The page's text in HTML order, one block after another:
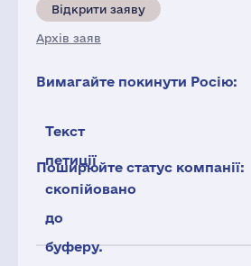
Відкрити заяву
Архів заяв
Вимагайте покинути Росію:
Текст
петиції
скопійовано
до
буферу.
Поширюйте статус компанії: